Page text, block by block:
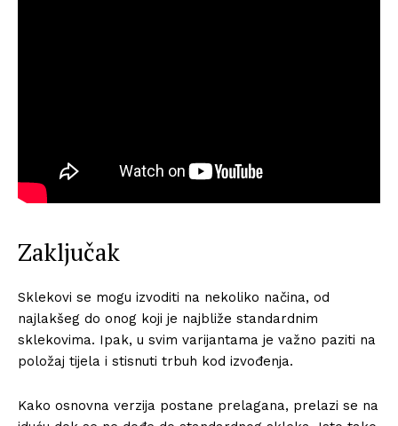
O nama
Zaključak
Sklekovi se mogu izvoditi na nekoliko načina, od
najlakšeg do onog koji je najbliže standardnim
sklekovima. Ipak, u svim varijantama je važno paziti na
položaj tijela i stisnuti trbuh kod izvođenja.
Kako osnovna verzija postane prelagana, prelazi se na